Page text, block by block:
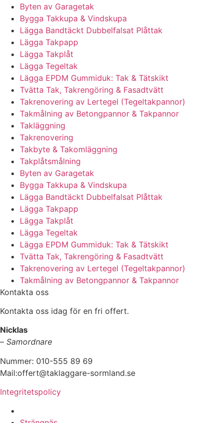
Byten av Garagetak
Bygga Takkupa & Vindskupa
Lägga Bandtäckt Dubbelfalsat Plåttak
Lägga Takpapp
Lägga Takplåt
Lägga Tegeltak
Lägga EPDM Gummiduk: Tak & Tätskikt
Tvätta Tak, Takrengöring & Fasadtvätt
Takrenovering av Lertegel (Tegeltakpannor)
Takmålning av Betongpannor & Takpannor
Takläggning
Takrenovering
Takbyte & Takomläggning
Takplåtsmålning
Byten av Garagetak
Bygga Takkupa & Vindskupa
Lägga Bandtäckt Dubbelfalsat Plåttak
Lägga Takpapp
Lägga Takplåt
Lägga Tegeltak
Lägga EPDM Gummiduk: Tak & Tätskikt
Tvätta Tak, Takrengöring & Fasadtvätt
Takrenovering av Lertegel (Tegeltakpannor)
Takmålning av Betongpannor & Takpannor
Kontakta oss
Kontakta oss idag för en fri offert.
Nicklas
– Samordnare
Nummer: 010-555 89 69
Mail:offert@taklaggare-sormland.se
Integritetspolicy